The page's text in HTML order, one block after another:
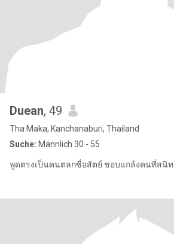
Duean, 49
Tha Maka, Kanchanaburi, Thailand
Suche: Männlich 30 - 55
พูดตรงเป็นคนตลกซื่อสัตย์ ชอบแกล้งคนที่สนิท